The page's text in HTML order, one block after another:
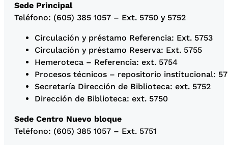
Sede Principal
Teléfono: (605) 385 1057 – Ext. 5750 y 5752
Circulación y préstamo Referencia: Ext. 5753
Circulación y préstamo Reserva: Ext. 5755
Hemeroteca – Referencia: ext. 5754
Procesos técnicos – repositorio institucional:
Secretaría Dirección de Biblioteca: ext. 5752
Dirección de Biblioteca: ext. 5750
Sede Centro Nuevo bloque
Teléfono: (605) 385 1057 – Ext. 5751